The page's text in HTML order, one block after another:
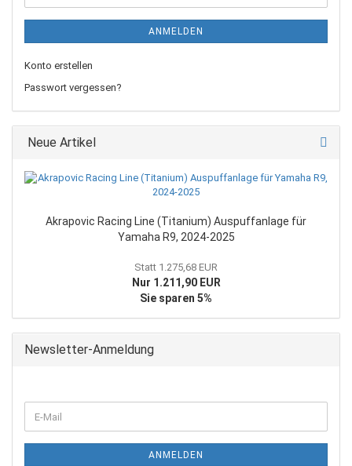
ANMELDEN
Konto erstellen
Passwort vergessen?
Neue Artikel
Akrapovic Racing Line (Titanium) Auspuffanlage für
Yamaha R9, 2024-2025
Statt 1.275,68 EUR
Nur 1.211,90 EUR
Sie sparen 5%
Newsletter-Anmeldung
ZUR
E-
Mail
ANMELDEN